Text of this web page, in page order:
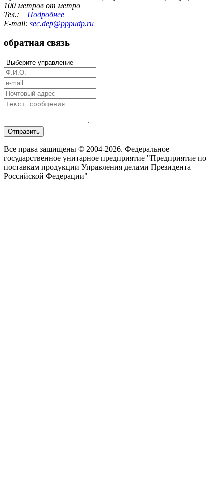
100 метров от метро
Тел.:
Подробнее
E-mail: sec.dep@pppudp.ru
обратная связь
Отправить
Все права защищены © 2004-2026. Федеральное
государственное унитарное предприятие "Предприятие по
поставкам продукции Управления делами Президента
Российской Федерации"